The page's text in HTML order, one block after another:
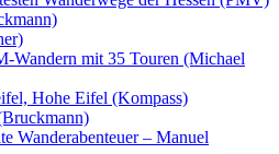
Wandern mit 35 Touren (Michael
Hohe Eifel (Kompass)
Wanderabenteuer – Manuel